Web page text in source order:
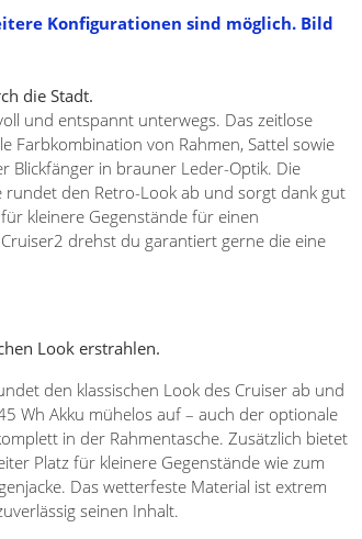
Konfigurationen sind möglich. Bild
die Stadt.
und entspannt unterwegs. Das zeitlose
Farbkombination von Rahmen, Sattel sowie
Blickfänger in brauner Leder-Optik. Die
rundet den Retro-Look ab und sorgt dank gut
kleinere Gegenstände für einen
drehst du garantiert gerne die eine
Look erstrahlen.
den klassischen Look des Cruiser ab und
Wh Akku mühelos auf – auch der optionale
in der Rahmentasche. Zusätzlich bietet
Platz für kleinere Gegenstände wie zum
Das wetterfeste Material ist extrem
seinen Inhalt.